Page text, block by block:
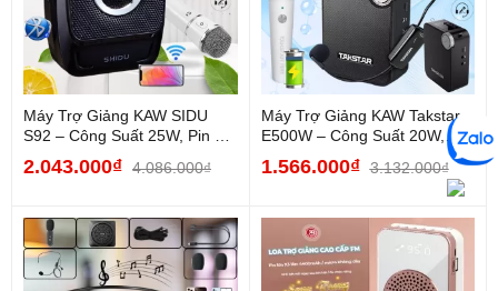
Máy Trợ Giảng KAW SIDU
S92 – Công Suất 25W, Pin 20
Giờ, Kết Nối...
2.043.000₫ 4.086.000₫
Máy Trợ Giảng KAW Takstar
E500W – Công Suất 20W,
Sóng UHF 40m, Chống Hú...
1.566.000₫ 3.132.000₫